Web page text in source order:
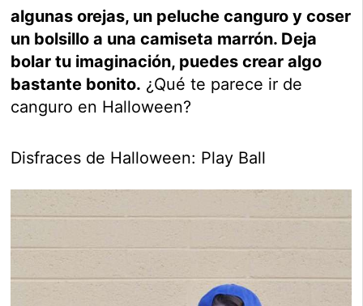
algunas orejas, un peluche canguro y coser
un bolsillo a una camiseta marrón. Deja
bolar tu imaginación, puedes crear algo
bastante bonito. ¿Qué te parece ir de
canguro en Halloween?
Disfraces de Halloween: Play Ball